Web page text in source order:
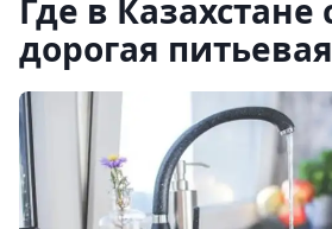
Где в Казахстане
дорогая